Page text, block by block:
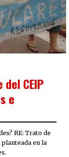
CEIP
e
RE: Trato de
en la